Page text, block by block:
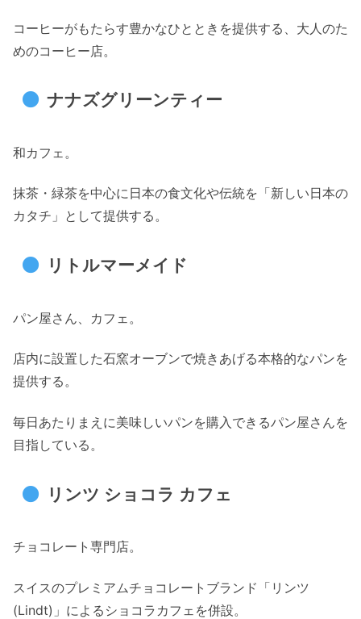
コーヒーがもたらす豊かなひとときを提供する、大人のた
めのコーヒー店。
ナナズグリーンティー
和カフェ。
抹茶・緑茶を中心に日本の食文化や伝統を「新しい日本の
カタチ」として提供する。
リトルマーメイド
パン屋さん、カフェ。
店内に設置した石窯オーブンで焼きあげる本格的なパンを
提供する。
毎日あたりまえに美味しいパンを購入できるパン屋さんを
目指している。
リンツ ショコラ カフェ
チョコレート専門店。
スイスのプレミアムチョコレートブランド「リンツ
(Lindt)」によるショコラカフェを併設。